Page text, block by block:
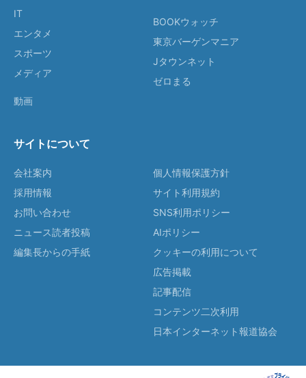
IT
エンタメ
スポーツ
メディア
動画
BOOKウォッチ
東京バーゲンマニア
Jタウンネット
ゼロまる
サイトについて
会社案内
採用情報
お問い合わせ
ニュース読者投稿
編集長からの手紙
個人情報保護方針
サイト利用規約
SNS利用ポリシー
AIポリシー
クッキーの利用について
広告掲載
記事配信
コンテンツ二次利用
日本インターネット報道協会